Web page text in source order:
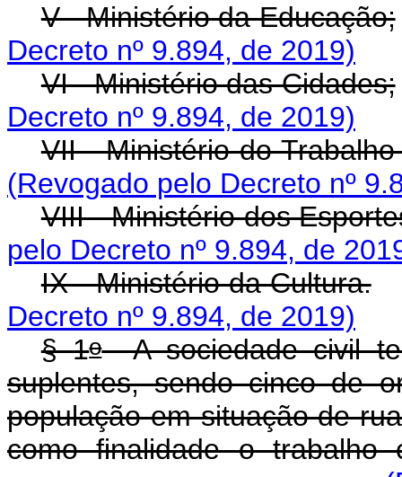
V - Ministério da Educação;
Decreto nº 9.894, de 2019)
VI - Ministério das Cidades;
Decreto nº 9.894, de 2019)
VII - Ministério do
(Revogado pelo Decreto nº
VIII - Ministério dos
pelo Decreto nº 9.894, de
IX - Ministério da Cultura.
Decreto nº 9.894, de 2019)
§ 1oA sociedade civil
suplentes, sendo cinco de
população em situação de
como finalidade o